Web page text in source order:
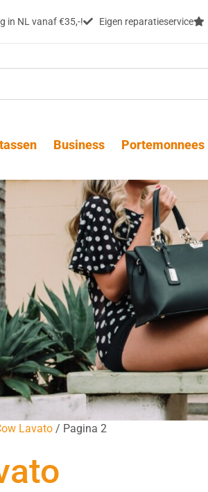
in NL vanaf €35,-! Eigen reparatieservice
Business Portemonnees
Lavato / Pagina 2